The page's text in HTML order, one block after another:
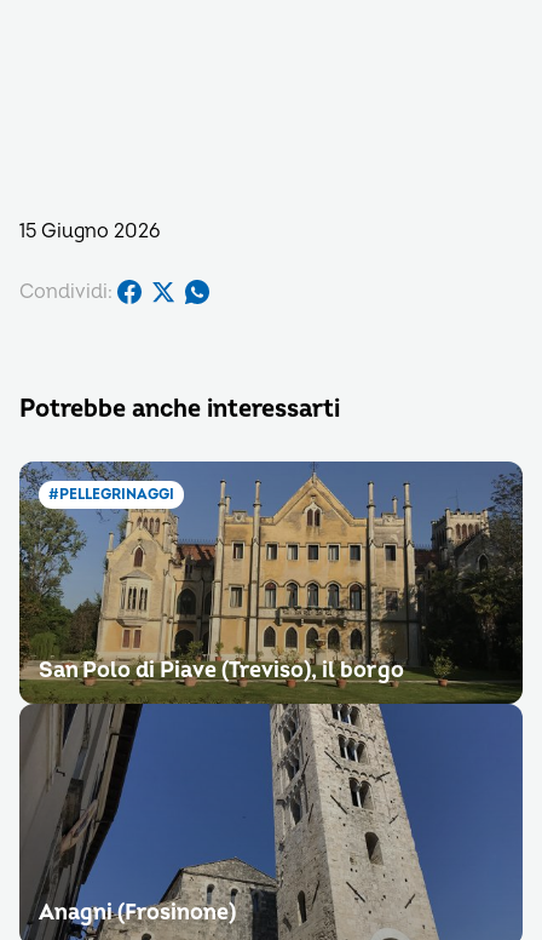
15 Giugno 2026
Condividi:
Potrebbe anche interessarti
#PELLEGRINAGGI
San Polo di Piave (Treviso), il borgo
Anagni (Frosinone)